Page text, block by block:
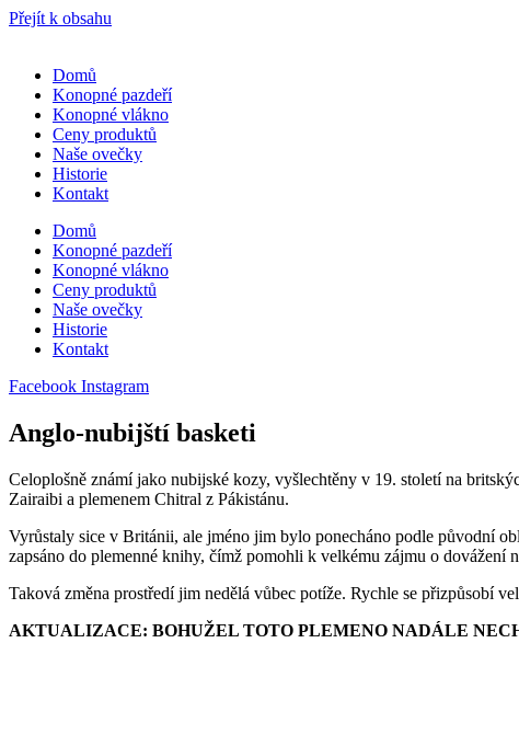
Přejít k obsahu
Domů
Konopné pazdeří
Konopné vlákno
Ceny produktů
Naše ovečky
Historie
Kontakt
Domů
Konopné pazdeří
Konopné vlákno
Ceny produktů
Naše ovečky
Historie
Kontakt
Facebook Instagram
Anglo-nubijští basketi
Celoplošně známí jako nubijské kozy, vyšlechtěny v 19. století na
Zairaibi a plemenem Chitral z Pákistánu.
Vyrůstaly sice v Británii, ale jméno jim bylo ponecháno podle původní
zapsáno do plemenné knihy, čímž pomohli k velkému zájmu o dovážení
Taková změna prostředí jim nedělá vůbec potíže. Rychle se přizpůsobí
AKTUALIZACE: BOHUŽEL TOTO PLEMENO NADÁLE